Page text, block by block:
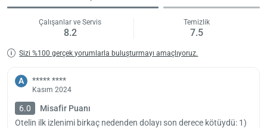
kısmında keyifli vakitler geçiriyor. Tesiste sigara içmeniz için özel
olarak ayrılan alanlar da mevcut.
Tesis içerisinde 24 saat hizmete açık resepsiyon bölümünde bagaj
Misafirler belirli bir ücret karşılığında faks ve fotokopi hizmetlerini de
kullanabiliyor. Tesiste otopark hizmeti yer almıyor.
Monarch Hotel avantajlı konumu ve tarihi bir bölge olan Eminönü’ne
olan yakınlığıyla dikkat çekiyor. Misafirler Haliç Metro İstasyonu’na
Çalışanlar ve Servis
8.2
Temizlik
7.5
Sizi %100 gerçek yorumlarla buluşturmayı amaçlıyoruz.
A ***** ****
Kasım 2024
6.0
Misafir Puanı
Otelin ilk izlenimi birkaç nedenden dolayı son derece kötüydü: 1)